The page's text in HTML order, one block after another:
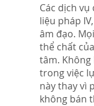
Các dịch
liệu pháp
âm đạo.
thể chất
tâm. Không
trong việc
này thay vì
không bán